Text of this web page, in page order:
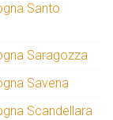
Santo
Saragozza
Savena
Scandellara